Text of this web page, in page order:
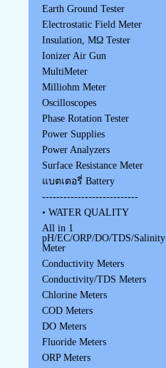
Earth Ground Tester
Electrostatic Field Meter
Insulation, MΩ Tester
Ionizer Air Gun
MultiMeter
Milliohm Meter
Oscilloscopes
Phase Rotation Tester
Power Supplies
Power Analyzers
Surface Resistance Meter
แบตเตอรี่ Battery
---------------------------
• WATER QUALITY
All in 1
pH/EC/ORP/DO/TDS/Salinity
Meter
Conductivity Meters
Conductivity/TDS Meters
Chlorine Meters
COD Meters
DO Meters
Fluoride Meters
ORP Meters